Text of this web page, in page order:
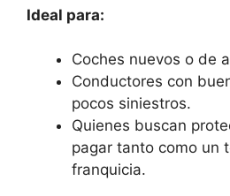
Ideal para:
Coches nuevos o de
Conductores con
pocos siniestros.
Quienes buscan
pagar tanto como un
franquicia.